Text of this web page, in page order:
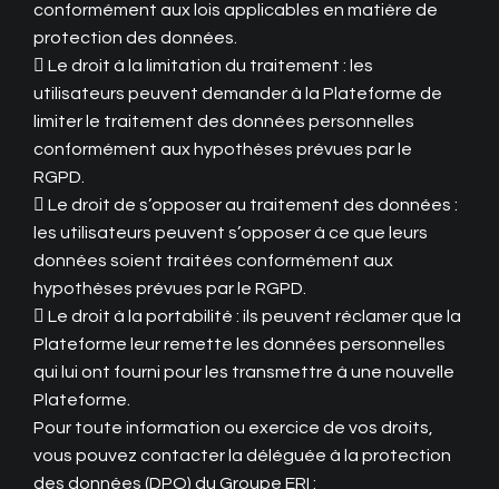
conformément aux lois applicables en matière de
protection des données.
 Le droit à la limitation du traitement : les
utilisateurs peuvent demander à la Plateforme de
limiter le traitement des données personnelles
conformément aux hypothèses prévues par le
RGPD.
 Le droit de s’opposer au traitement des données :
les utilisateurs peuvent s’opposer à ce que leurs
données soient traitées conformément aux
hypothèses prévues par le RGPD.
 Le droit à la portabilité : ils peuvent réclamer que la
Plateforme leur remette les données personnelles
qui lui ont fourni pour les transmettre à une nouvelle
Plateforme.
Pour toute information ou exercice de vos droits,
vous pouvez contacter la déléguée à la protection
des données (DPO) du Groupe ERI :